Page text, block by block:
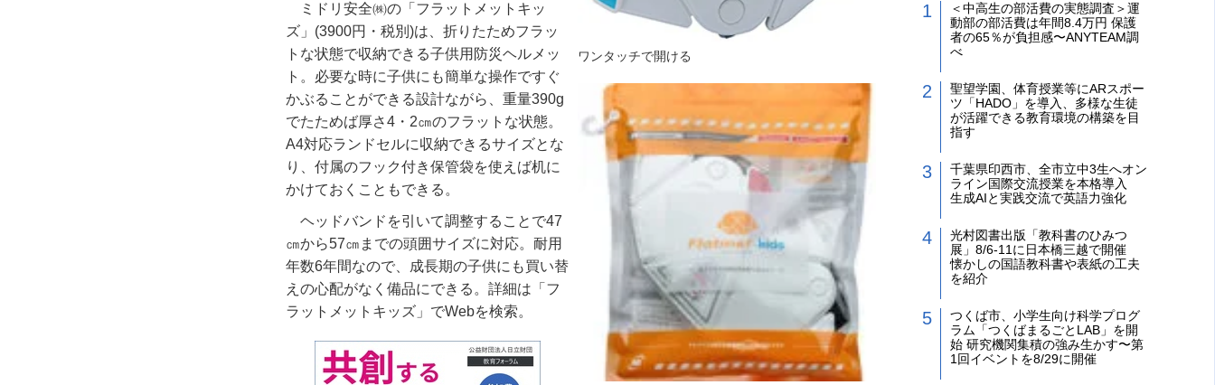
ワンタッチで開ける
ミドリ安全㈱の「フラットメットキッ
ズ」 (3900円・税別 )は、折りたためフラッ
トな状態で収納できる子供用防災ヘルメッ
ト。必要な時に子供にも簡単な操作ですぐ
かぶることができる設計ながら、重量390g
でたためば厚さ4 ・ 2㎝のフラットな状態。
A4対応ランドセルに収納できるサイズとな
り、付属のフック付き保管袋を使えば机に
かけておくこともできる。
ヘッドバンドを引いて調整することで47
㎝から57㎝までの頭囲サイズに対応。耐用
年数6年間なので、成長期の子供にも買い替
えの心配がなく備品にできる。詳細は「フ
ラットメットキッズ」でWebを検索。
＜中高生の部活費の実態調査＞運
動部の部活費は年間8.4万円 保護
者の65％が負担感〜ANYTEAM調
べ
聖望学園、体育授業等にARスポー
ツ「HADO」を導入、多様な生徒
が活躍できる教育環境の構築を目
指す
千葉県印西市、全市立中3生へオン
ライン国際交流授業を本格導入
生成AIと実践交流で英語力強化
光村図書出版「教科書のひみつ
展」8/6-11に日本橋三越で開催
懐かしの国語教科書や表紙の工夫
を紹介
つくば市、小学生向け科学プログ
ラム「つくばまるごとLAB」を開
始 研究機関集積の強み生かす〜第
1回イベントを8/29に開催